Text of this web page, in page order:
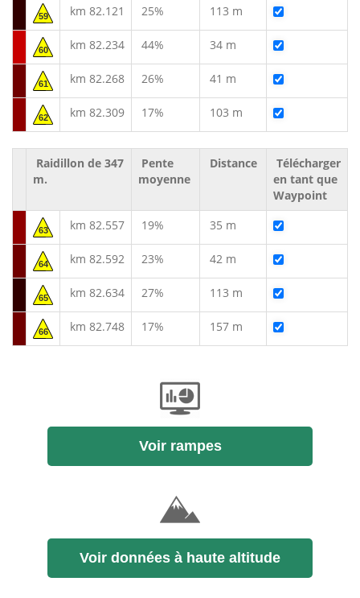
59 km 82.121 25% 113 m
60 km 82.234 44% 34 m
61 km 82.268 26% 41 m
62 km 82.309 17% 103 m
Raidillon de 347
m.
Pente
moyenne
Distance
Télécharger
en tant que
Waypoint
63 km 82.557 19% 35 m
64 km 82.592 23% 42 m
65 km 82.634 27% 113 m
66 km 82.748 17% 157 m
Voir rampes
Voir données à haute altitude